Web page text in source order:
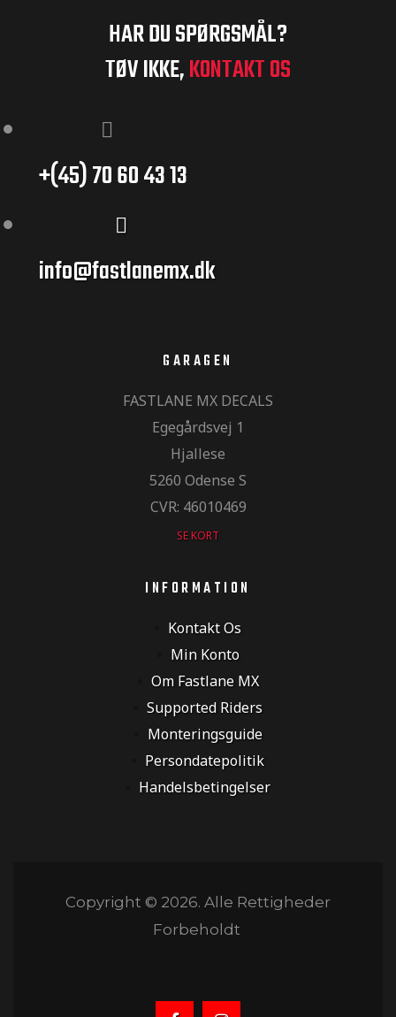
HAR DU SPØRGSMÅL?
TØV IKKE,KONTAKT OS
+(45) 70 60 43 13
info@fastlanemx.dk
GARAGEN
FASTLANE MX DECALS
Egegårdsvej 1
Hjallese
5260 Odense S
CVR: 46010469
SE KORT
INFORMATION
Kontakt Os
Min Konto
Om Fastlane MX
Supported Riders
Monteringsguide
Persondatepolitik
Handelsbetingelser
Copyright © 2026. Alle Rettigheder
Forbeholdt